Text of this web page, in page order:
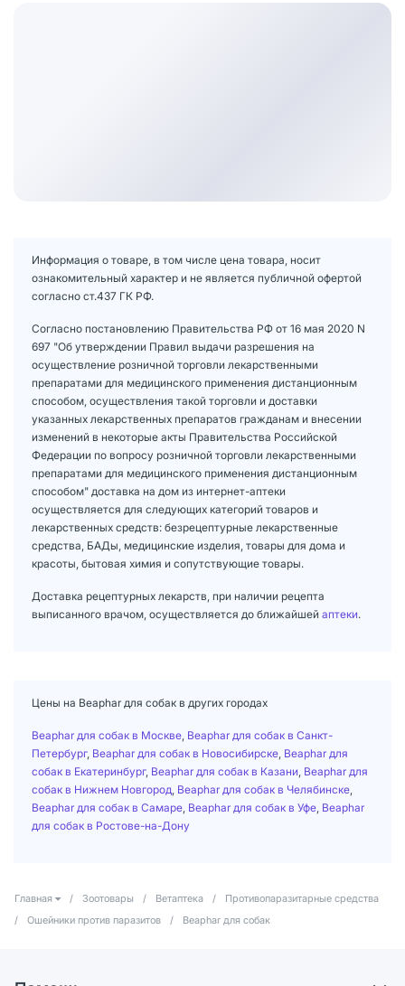
Информация о товаре, в том числе цена товара, носит
ознакомительный характер и не является публичной офертой
согласно ст.437 ГК РФ.
Согласно постановлению Правительства РФ от 16 мая 2020 N
697 "Об утверждении Правил выдачи разрешения на
осуществление розничной торговли лекарственными
препаратами для медицинского применения дистанционным
способом, осуществления такой торговли и доставки
указанных лекарственных препаратов гражданам и внесении
изменений в некоторые акты Правительства Российской
Федерации по вопросу розничной торговли лекарственными
препаратами для медицинского применения дистанционным
способом" доставка на дом из интернет-аптеки
осуществляется для следующих категорий товаров и
лекарственных средств: безрецептурные лекарственные
средства, БАДы, медицинские изделия, товары для дома и
красоты, бытовая химия и сопутствующие товары.
Доставка рецептурных лекарств, при наличии рецепта
выписанного врачом, осуществляется до ближайшей аптеки.
Цены на Beaphar для собак в других городах
Beaphar для собак в Москве Beaphar для собак в Санкт-
Петербург, Beaphar для собак в Новосибирске Beaphar для
собак в Екатеринбург, Beaphar для собак в Казани Beaphar для
собак в Нижнем Новгород Beaphar для собак в Челябинске
Beaphar для собак в Самаре Beaphar для собак в Уфе Beaphar
для собак в Ростове-на-Дону
Главная / Зоотовары / Ветаптека /
Противопаразитарные средства
/
Ошейники против паразитов / Beaphar для собак